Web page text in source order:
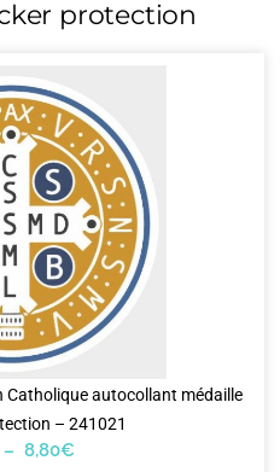
protection
Catholique autocollant médaille
– 241021
– 8,80€